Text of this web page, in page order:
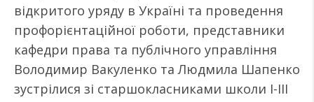
відкритого уряду в Україні та проведення
профорієнтаційної роботи, представники
кафедри права та публічного управління
Володимир Вакуленко та Людмила Шапенко
зустрілися зі старшокласниками школи І-ІІІ